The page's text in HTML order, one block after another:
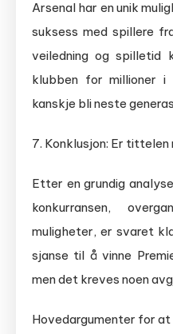
Arsenal har en unik
suksess med spillere
veiledning og spilletid
klubben for millioner i
kanskje bli neste
7. Konklusjon: Er
Etter en grundig
konkurransen,
muligheter, er svaret
sjanse til å vinne
men det kreves noen
Hovedargumenter for at